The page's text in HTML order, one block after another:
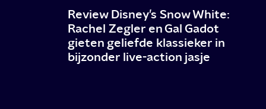
Review Disney’s Snow White:
Rachel Zegler en Gal Gadot
gieten geliefde klassieker in
bijzonder live-action jasje